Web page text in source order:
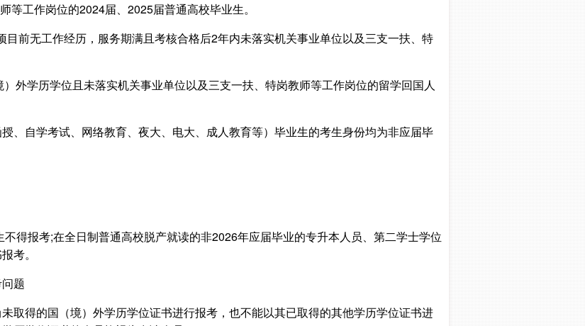
工作岗位的2024届、2025届普通高校毕业生。
目前无工作经历，服务期满且考核合格后2年内未落实机关事业单位以及三支一扶、特
外学历学位且未落实机关事业单位以及三支一扶、特岗教师等工作岗位的留学回国人
、自学考试、网络教育、夜大、电大、成人教育等）毕业生的考生身份均为非应届毕
得报考;在全日制普通高校脱产就读的非2026年应届毕业的专升本人员、第二学士学位
考。
题
取得的国（境）外学历学位证书进行报考，也不能以其已取得的其他学历学位证书进